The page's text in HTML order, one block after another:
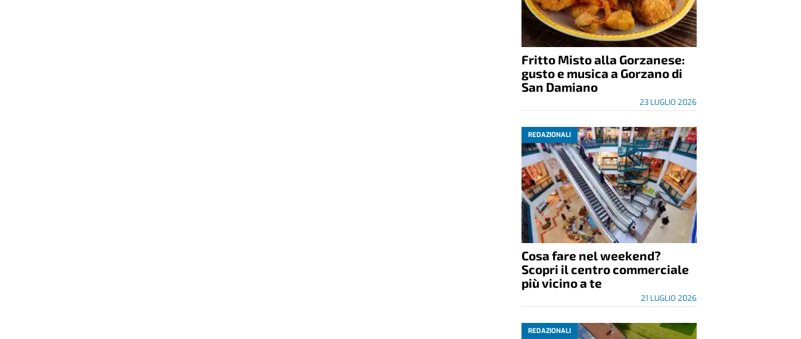
Fritto Misto alla Gorzanese:
gusto e musica a Gorzano di
San Damiano
23 LUGLIO 2026
REDAZIONALI
Cosa fare nel weekend?
Scopri il centro commerciale
più vicino a te
21 LUGLIO 2026
REDAZIONALI